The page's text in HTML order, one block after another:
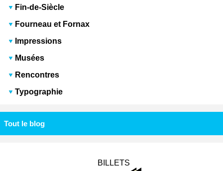
Fin-de-Siècle
Fourneau et Fornax
Impressions
Musées
Rencontres
Typographie
Tout le blog
BILLETS